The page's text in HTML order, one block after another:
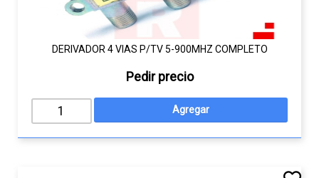
DERIVADOR 4 VIAS P/TV 5-900MHZ COMPLETO
Pedir precio